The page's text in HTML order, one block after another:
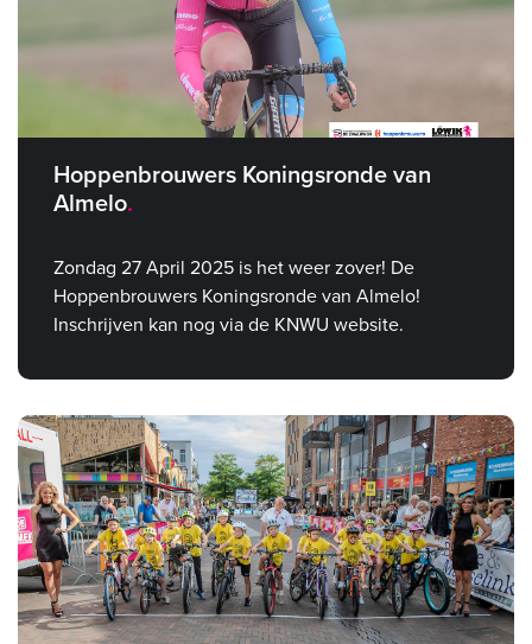
Hoppenbrouwers Koningsronde van
Almelo
Zondag 27 April 2025 is het weer zover! De
Hoppenbrouwers Koningsronde van Almelo!
Inschrijven kan nog via de KNWU website.